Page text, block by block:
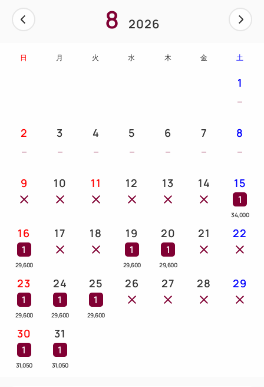
8 2026
日 月 火 水 木 金 土
1
2 3 4 5 6 7 8
9 10 11 12 13 14 15
1
34,000
16
1
29,600
17 18 19
1
29,600
20
1
29,600
21 22
23
1
29,600
24
1
29,600
25
1
29,600
26 27 28 29
30
1
31,050
31
1
31,050